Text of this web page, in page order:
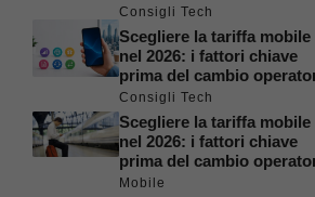
Consigli Tech
Scegliere la tariffa mobile
nel 2026: i fattori chiave
prima del cambio
Consigli Tech
Scegliere la tariffa mobile
nel 2026: i fattori chiave
prima del cambio
Mobile